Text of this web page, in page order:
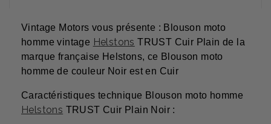
Vintage Motors vous présente : Blouson moto
homme vintage Helstons TRUST Cuir Plain de la
marque française Helstons, ce Blouson moto
homme de couleur Noir est en Cuir
Caractéristiques technique Blouson moto homme
Helstons TRUST Cuir Plain Noir :